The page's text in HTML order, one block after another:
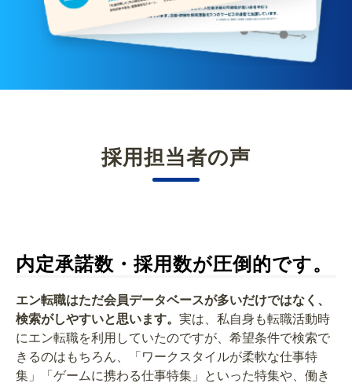
採用担当者の声
内定承諾数・採用数が圧倒的です。
エン転職はただ会員データベースが多いだけではなく、
検索がしやすいと思います。 実は、私自身も転職活動時
にエン転職を利用していたのですが、希望条件で検索で
きるのはもちろん、「ワークスタイルが柔軟な仕事特
集」「ゲームに携わる仕事特集」といった特集や、働き